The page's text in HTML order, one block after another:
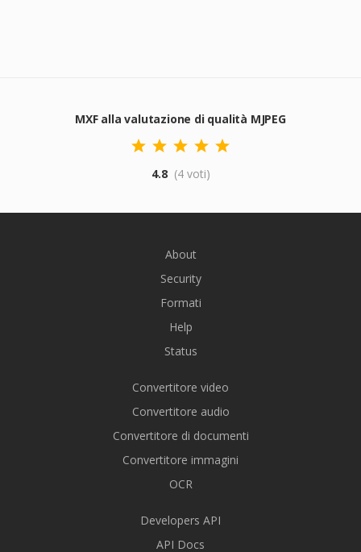
MXF alla valutazione di qualità MJPEG
4.8 (4 voti)
About
Security
Formati
Help
Status
Convertitore video
Convertitore audio
Convertitore di documenti
Convertitore immagini
OCR
Developers API
API Docs